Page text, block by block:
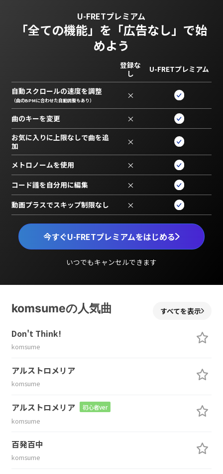
U-FRETプレミアム
「全ての機能」を 「広告なし」で始
めよう
今すぐU-FRETプレミアムをはじめる
いつでもキャンセルできます
登録な
し
U-FRETプレミアム
自動スクロールの速度を調整
（曲のBPMに合わせた自動調整もあり） ×
曲のキーを変更 ×
お気に入りに上限なしで曲を追
加
×
メトロノームを使用 ×
コード譜を自分用に編集 ×
動画プラスでスキップ制限なし ×
komsumeの人気曲 すべてを表示
Don't Think!
komsume
アルストロメリア
komsume
アルストロメリア 初心者ver
komsume
百発百中
komsume